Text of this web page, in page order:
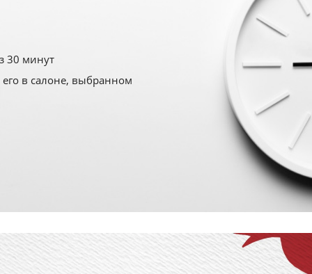
30 минут
в салоне, выбранном